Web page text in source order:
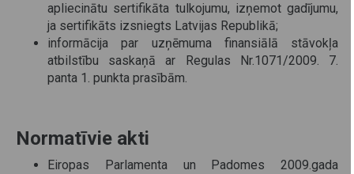
apliecinātu sertifikāta tulkojumu, izņemot gadījumu,
ja sertifikāts izsniegts Latvijas Republikā;
informācija par uzņēmuma finansiālā stāvokļa
atbilstību saskaņā ar Regulas Nr.1071/2009. 7.
panta 1. punkta prasībām.
Normatīvie akti
Eiropas Parlamenta un Padomes 2009.gada